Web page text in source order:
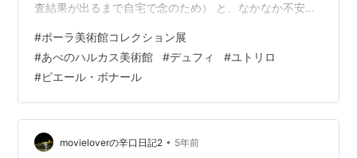
査結果が出るまで自宅で念のため） と、なかなか不安の
持ち的にずいぶん楽になりました。 まだ原因不明？の微
熱があり、倦怠感が残りますが ブログに書きたいことは
たくさんありますので ぼちぼちと更新していきたく思っ
ております。 今回は、現在開催中のポーラ美術館展をご
紹介します。 記憶をたどりながらの更新になりますが、
最後までお付き合いください…
#ポーラ美術館コレクション展
#あべのハルカス美術館 #デュフィ #ユトリロ
#ピエール・ボナール
movieloverの辛口日記2 • 5年前